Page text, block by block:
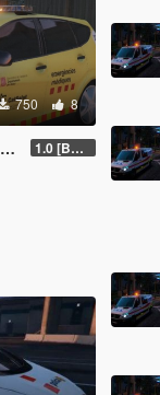
750 8
1.0 [BETA]